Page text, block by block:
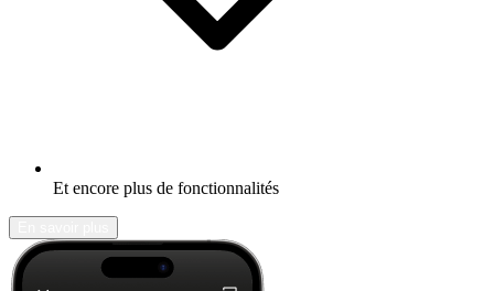
Et encore plus de fonctionnalités